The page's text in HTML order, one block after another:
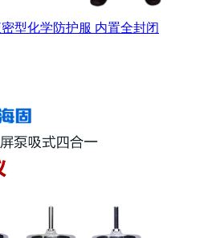
型化学防护服 内置全封闭